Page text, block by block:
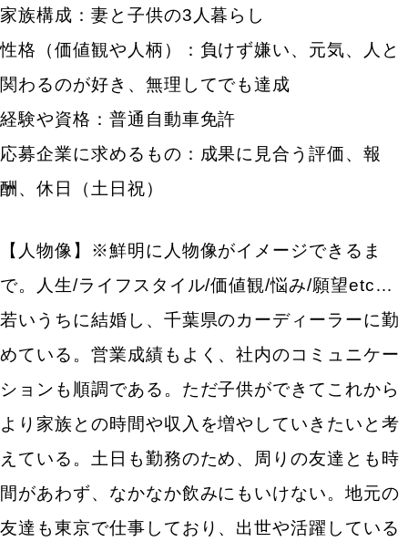
カテゴリから記事を検索
人気のキー
エン転職・engage 採用戦略・採用設計
採用目標・効果改善
求人票・求人原稿
新卒採用
中途採用
採用広報・採用マー
家族構成：妻と子供の3人暮らし
性格（価値観や人柄）：負けず嫌い、元気、人と
関わるのが好き、無理してでも達成
経験や資格：普通自動車免許
応募企業に求めるもの：成果に見合う評価、報
酬、休日（土日祝）
【人物像】※鮮明に人物像がイメージできるま
で。人生/ライフスタイル/価値観/悩み/願望etc…
若いうちに結婚し、千葉県のカーディーラーに勤
めている。営業成績もよく、社内のコミュニケー
ションも順調である。ただ子供ができてこれから
より家族との時間や収入を増やしていきたいと考
えている。土日も勤務のため、周りの友達とも時
間があわず、なかなか飲みにもいけない。地元の
友達も東京で仕事しており、出世や活躍している